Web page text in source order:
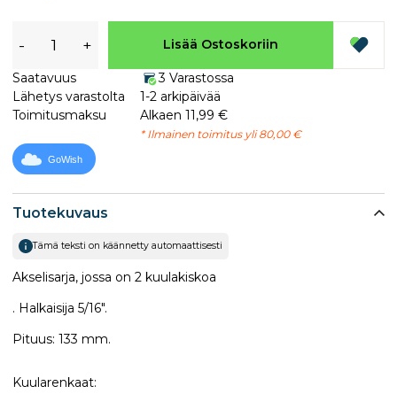
Tuotekuvaus
Tämä teksti on käännetty automaattisesti
Akselisarja, jossa on 2 kuulakiskoa
. Halkaisija 5/16".
Pituus: 133 mm.
Kuularenkaat:
- + Lisää Ostoskoriin
Saatavuus
3 Varastossa
Lähetys varastolta
1-2 arkipäivää
Toimitusmaksu
Alkaen 11,99 €
* Ilmainen toimitus yli 80,00 €
GoWish